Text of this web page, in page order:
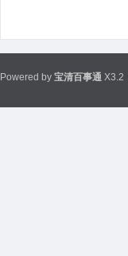
Powered by 宝清百事通 X3.2